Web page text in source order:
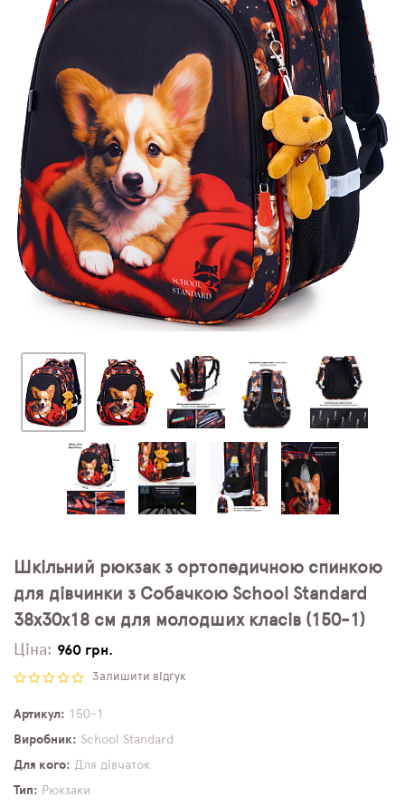
SKYNAME
РОЗПРОДАЖ
Шкільний рюкзак з ортопедичною спинкою
для дівчинки з Собачкою School Standard
38х30х18 см для молодших класів (150-1)
Ціна: 960 грн.
Залишити відгук
Артикул
150-1
Виробник
School Standard
Для кого
Для дівчаток
Тип
Рюкзаки